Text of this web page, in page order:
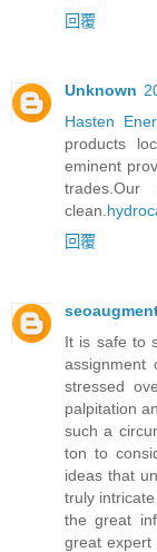
回覆
Unknown
Hasten
products
eminent
clean.
回覆
It is safe to
assignment
stressed
palpitation
such a
ton to
ideas that
truly
the great
great expert